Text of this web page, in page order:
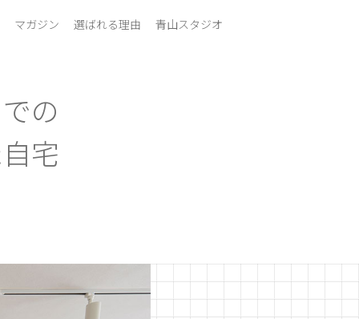
マガジン 選ばれる理由 青山スタジオ
の
宅